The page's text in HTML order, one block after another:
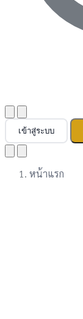
เข้าสู่ระบบ
หน้าแรก